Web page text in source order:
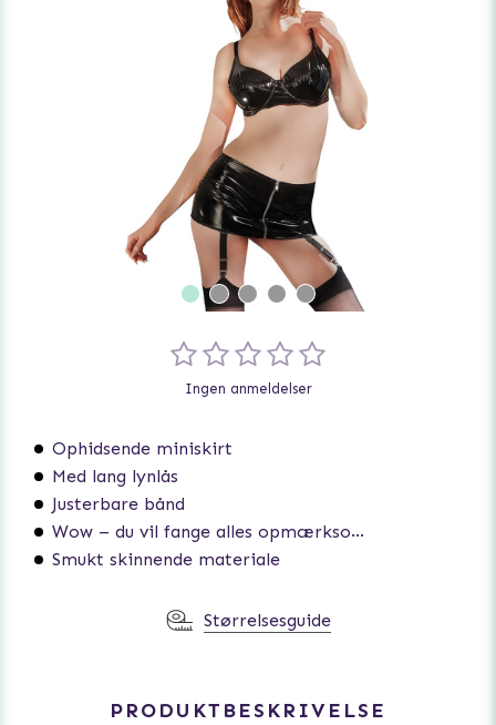
Ophidsende miniskirt
Med lang lynlås
Justerbare bånd
Wow – du vil fange alles opmærksomhed
Smukt skinnende materiale
Ingen anmeldelser
Størrelsesguide
PRODUKTBESKRIVELSE